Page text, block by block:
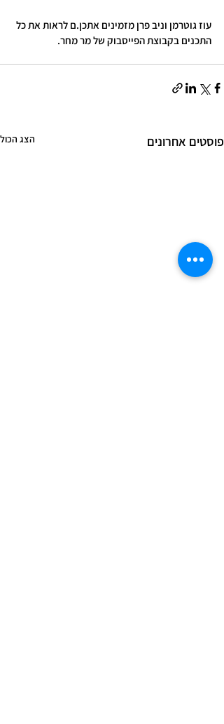
עוז גוטרמן וניב פרן מזמינים אתכן.ם לראות את כל
התכנים בקבוצת הפייסבוק של מר מחר.
פוסטים אחרונים הצג הכול